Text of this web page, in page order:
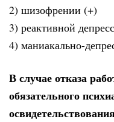
2) шизофрении (+)
3) реактивной
4) маниакально-
В случае отказа
обязательного